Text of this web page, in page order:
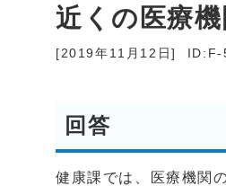
近くの医療
[2019年11月12日]
回答
健康課では、医療機関